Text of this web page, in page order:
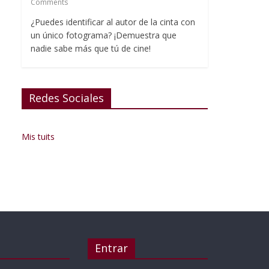
Comments
¿Puedes identificar al autor de la cinta con
un único fotograma? ¡Demuestra que
nadie sabe más que tú de cine!
Redes Sociales
Mis tuits
Entrar